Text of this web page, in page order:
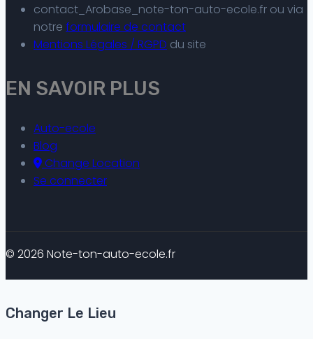
contact_Arobase_note-ton-auto-ecole.fr ou via
notre formulaire de contact
Mentions Légales / RGPD du site
EN SAVOIR PLUS
Auto-ecole
Blog
Change Location
Se connecter
© 2026 Note-ton-auto-ecole.fr
Changer Le Lieu